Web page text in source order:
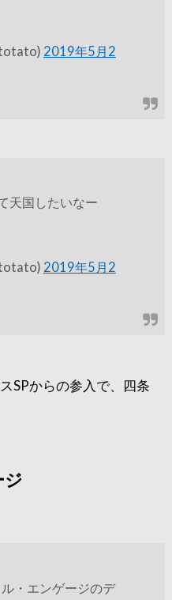
2019年5月2
天国したいなー
2019年5月2
SPからの参入で、四条
ジ
・エンゲージのデ